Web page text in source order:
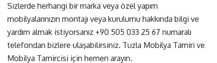
Sizlerde herhangi bir marka veya özel yapım
mobilyalarınızın montajı veya kurulumu hakkında bilgi ve
yardım almak istiyorsanız +90 505 033 25 67 numaralı
telefondan bizlere ulaşabilirsiniz. Tuzla Mobilya Tamiri ve
Mobilya Tamircisi için hemen arayın.